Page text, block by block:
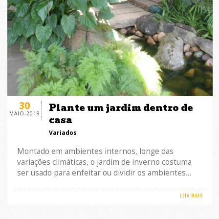
30
MAIO-2019
Plante um jardim dentro de
casa
Variados
Montado em ambientes internos, longe das
variações climáticas, o jardim de inverno costuma
ser usado para enfeitar ou dividir os ambientes…
LEIA MAIS